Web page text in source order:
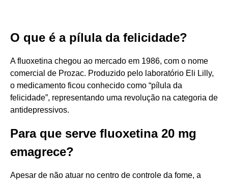
O que é a pílula da felicidade?
A fluoxetina chegou ao mercado em 1986, com o nome
comercial de Prozac. Produzido pelo laboratório Eli Lilly,
o medicamento ficou conhecido como “pílula da
felicidade”, representando uma revolução na categoria de
antidepressivos.
Para que serve fluoxetina 20 mg
emagrece?
Apesar de não atuar no centro de controle da fome, a